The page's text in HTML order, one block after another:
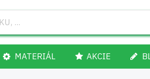
MATERIÁL AKCIE